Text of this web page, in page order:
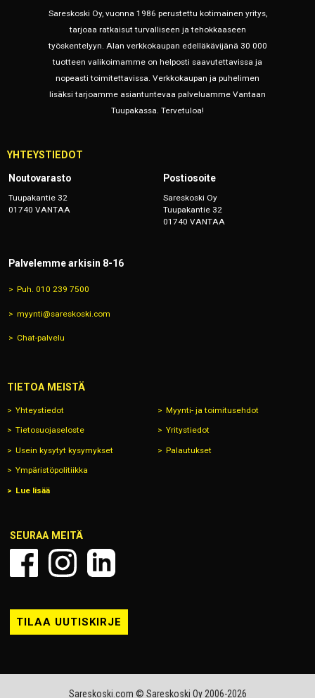
Sareskoski Oy, vuonna 1986 perustettu kotimainen yritys,
tarjoaa ratkaisut turvalliseen ja tehokkaaseen
työskentelyyn. Alan verkkokaupan edelläkävijänä 30 000
tuotteen valikoimamme on helposti saavutettavissa ja
nopeasti toimitettavissa. Verkkokaupan ja puhelimen
lisäksi tarjoamme asiantuntevaa palveluamme Vantaan
Tuupakassa. Tervetuloa!
YHTEYSTIEDOT
Noutovarasto
Tuupakantie 32
01740 VANTAA
Postiosoite
Sareskoski Oy
Tuupakantie 32
01740 VANTAA
Palvelemme arkisin 8-16
Puh. 010 239 7500
myynti@sareskoski.com
Chat-palvelu
TIETOA MEISTÄ
Yhteystiedot Myynti- ja toimitusehdot
Tietosuojaseloste Yritystiedot
Usein kysytyt kysymykset Palautukset
Ympäristöpolitiikka
Lue lisää
SEURAA MEITÄ
TILAA UUTISKIRJE
Sareskoski.com © Sareskoski Oy 2006-2026